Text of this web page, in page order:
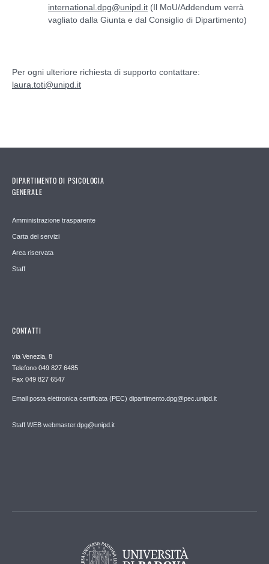
international.dpg@unipd.it (Il MoU/Addendum verrà
vagliato dalla Giunta e dal Consiglio di Dipartimento)
Per ogni ulteriore richiesta di supporto contattare:
laura.toti@unipd.it
DIPARTIMENTO DI PSICOLOGIA
GENERALE
Amministrazione trasparente
Carta dei servizi
Area riservata
Staff
CONTATTI
via Venezia, 8
Telefono 049 827 6485
Fax 049 827 6547
Email posta elettronica certificata (PEC) dipartimento.dpg@pec.unipd.it
Staff WEB webmaster.dpg@unipd.it